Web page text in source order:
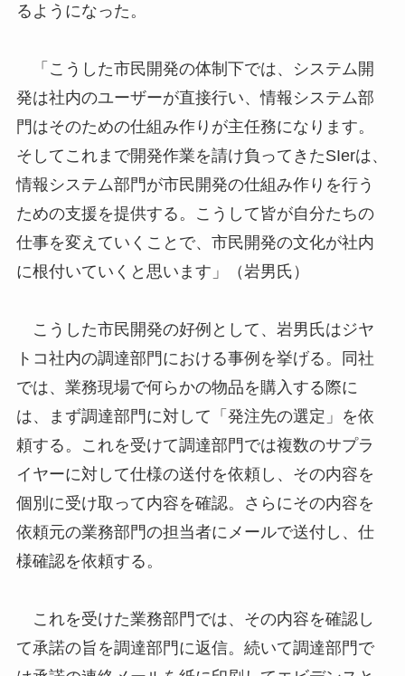
るようになった。
「こうした市民開発の体制下では、システム開
発は社内のユーザーが直接行い、情報システム部
門はそのための仕組み作りが主任務になります。
そしてこれまで開発作業を請け負ってきたSIerは、
情報システム部門が市民開発の仕組み作りを行う
ための支援を提供する。こうして皆が自分たちの
仕事を変えていくことで、市民開発の文化が社内
に根付いていくと思います」（岩男氏）
こうした市民開発の好例として、岩男氏はジヤ
トコ社内の調達部門における事例を挙げる。同社
では、業務現場で何らかの物品を購入する際に
は、まず調達部門に対して「発注先の選定」を依
頼する。これを受けて調達部門では複数のサプラ
イヤーに対して仕様の送付を依頼し、その内容を
個別に受け取って内容を確認。さらにその内容を
依頼元の業務部門の担当者にメールで送付し、仕
様確認を依頼する。
これを受けた業務部門では、その内容を確認し
て承諾の旨を調達部門に返信。続いて調達部門で